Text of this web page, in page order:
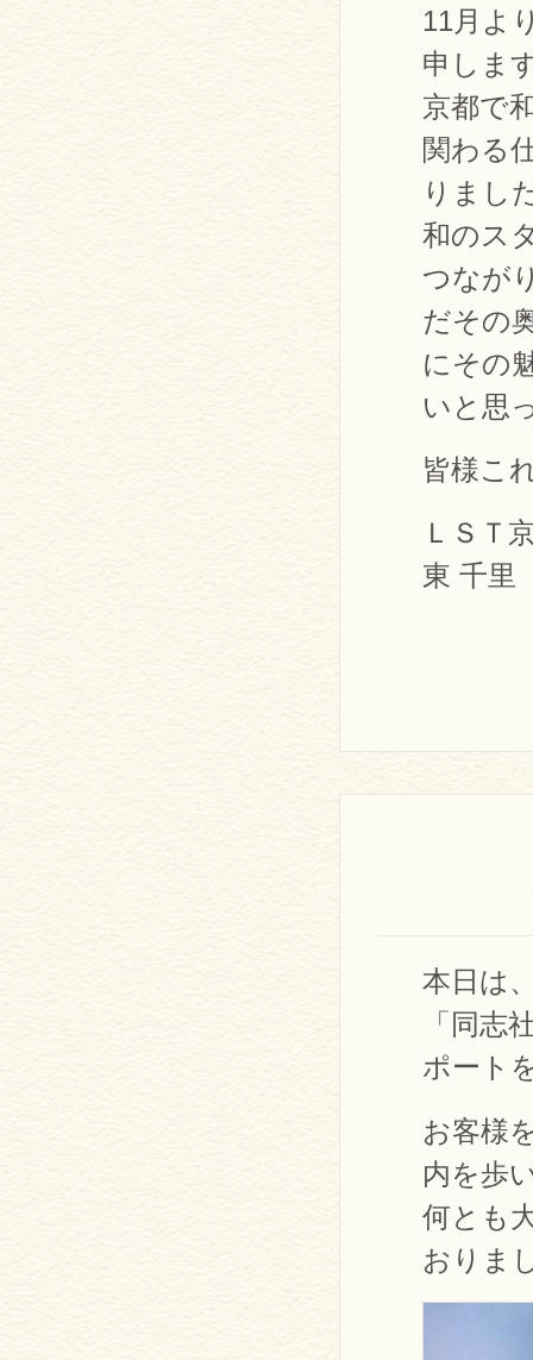
11月よ
申しま
京都で
関わる
りまし
和のス
つなが
だその
にその
いと思
皆様こ
ＬＳＴ
東 千里
本日は
「同志
ポート
お客様
内を歩
何とも
おりま